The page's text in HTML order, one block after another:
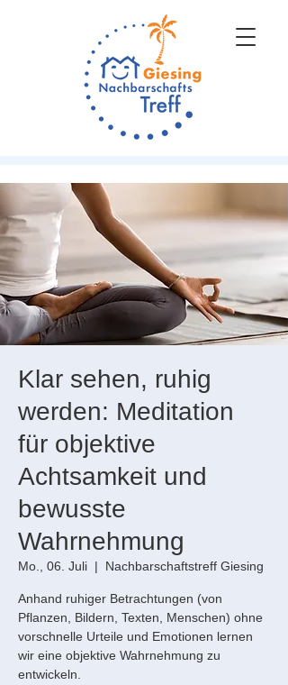
Klar sehen, ruhig
werden: Meditation
für objektive
Achtsamkeit und
bewusste
Wahrnehmung
Mo., 06. Juli
  |
Nachbarschaftstreff Giesing
Anhand ruhiger Betrachtungen (von
Pflanzen, Bildern, Texten, Menschen) ohne
vorschnelle Urteile und Emotionen lernen
wir eine objektive Wahrnehmung zu
entwickeln.